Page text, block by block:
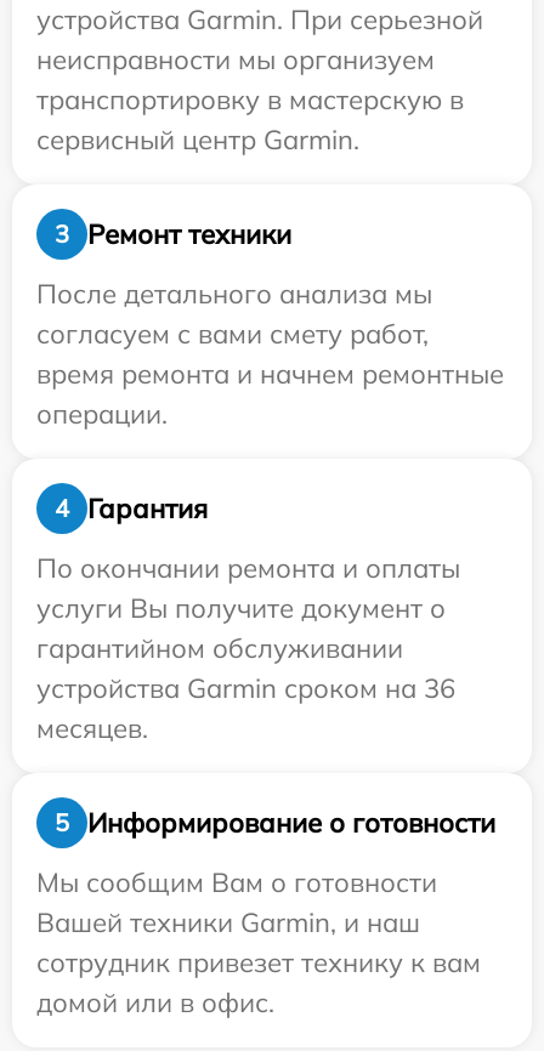
устройства Garmin. При серьезной
неисправности мы организуем
транспортировку в мастерскую в
сервисный центр Garmin.
3
Ремонт техники
После детального анализа мы
согласуем с вами смету работ,
время ремонта и начнем ремонтные
операции.
4
Гарантия
По окончании ремонта и оплаты
услуги Вы получите документ о
гарантийном обслуживании
устройства Garmin сроком на 36
месяцев.
5
Информирование о готовности
Мы сообщим Вам о готовности
Вашей техники Garmin, и наш
сотрудник привезет технику к вам
домой или в офис.